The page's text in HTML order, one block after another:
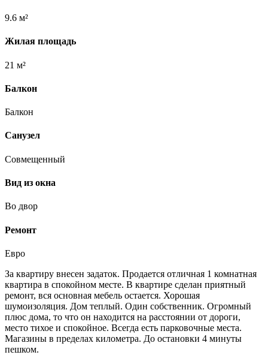
9.6 м²
Жилая площадь
21 м²
Балкон
Балкон
Санузел
Совмещенный
Вид из окна
Во двор
Ремонт
Евро
За квартиру внесен задаток. Продается отличная 1 комнатная
квартира в спокойном месте. В квартире сделан приятный
ремонт, вся основная мебель остается. Хорошая
шумоизоляция. Дом теплый. Один собственник. Огромный
плюс дома, то что он находится на расстоянии от дороги,
место тихое и спокойное. Всегда есть парковочные места.
Магазины в пределах километра. До остановки 4 минуты
пешком.